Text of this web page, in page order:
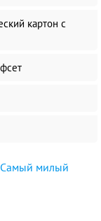
картон с
Самый милый